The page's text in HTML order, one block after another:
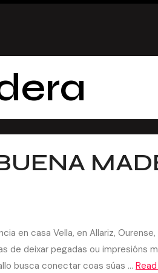
en casa Vella, en Allariz,
de deixar pegadas ou impresións
busca conectar coas súas …